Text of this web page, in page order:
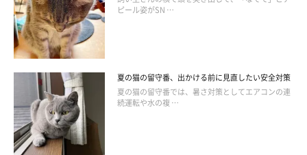
ピール姿がSN …
夏の猫の留守番、出かける前に見直したい安全対策
夏の猫の留守番では、暑さ対策としてエアコンの連
続運転や水の複 …